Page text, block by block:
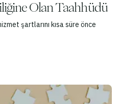
Olan Taahhüdü
şartlarını kısa süre önce